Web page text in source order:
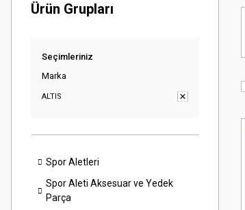
Ürün Grupları
Seçimleriniz
Marka
ALTIS
Spor Aletleri
Spor Aleti Aksesuar ve Yedek
Parça